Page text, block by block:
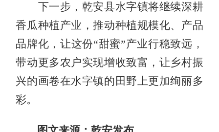
下一步，乾安县水字镇将继续深耕
香瓜种植产业，推动种植规模化、产品
品牌化，让这份“甜蜜”产业行稳致远，
带动更多农户实现增收致富，让乡村振
兴的画卷在水字镇的田野上更加绚丽多
彩。